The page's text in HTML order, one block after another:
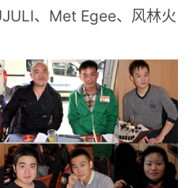
、Met Egee、风林火